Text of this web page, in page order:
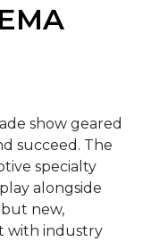
show geared
succeed. The
specialty
alongside
new,
with industry